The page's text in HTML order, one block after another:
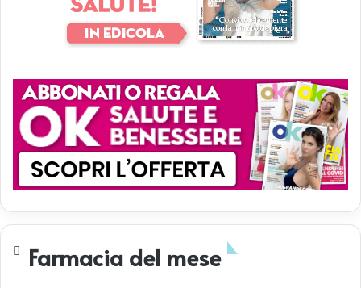
Farmacia del mese